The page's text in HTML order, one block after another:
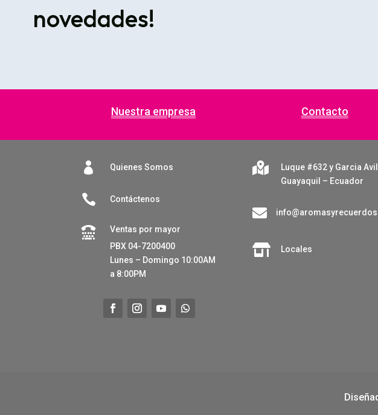
novedades!
Nuestra empresa Contacto
 Quienes Somos
 Contáctenos

Ventas por mayor
PBX 04-7200400
Lunes – Domingo 10:00AM
a 8:00PM

Luque #632 y Garcia
Guayaquil – Ecuador

 Locales